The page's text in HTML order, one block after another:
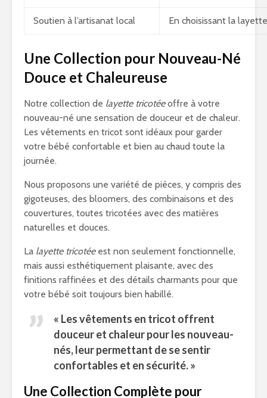
Soutien à l’artisanat local En choisissant la
Une Collection pour Nouveau-Né
Douce et Chaleureuse
Notre collection de layette tricotéeoffre à votre
nouveau-né une sensation de douceur et de chaleur.
Les vêtements en tricot sont idéaux pour garder
votre bébé confortable et bien au chaud toute la
journée.
Nous proposons une variété de pièces, y compris des
gigoteuses, des bloomers, des combinaisons et des
couvertures, toutes tricotées avec des matières
naturelles et douces.
La layette tricotéeest non seulement fonctionnelle,
mais aussi esthétiquement plaisante, avec des
finitions raffinées et des détails charmants pour que
votre bébé soit toujours bien habillé.
« Les vêtements en tricot offrent
douceur et chaleur pour les nouveau-
nés, leur permettant de se sentir
confortables et en sécurité. »
Une Collection Complète pour